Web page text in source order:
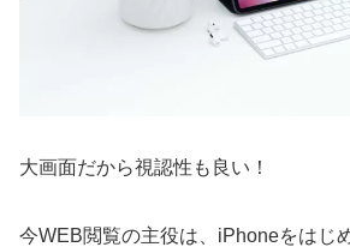
大画面だから視認性も良い！
今WEB閲覧の主役は、iPhoneをはじ